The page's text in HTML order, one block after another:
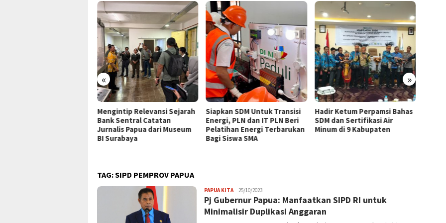
« »
Mengintip Relevansi Sejarah
Bank Sentral Catatan
Jurnalis Papua dari Museum
BI Surabaya
Siapkan SDM Untuk Transisi
Energi, PLN dan IT PLN Beri
Pelatihan Energi Terbarukan
Bagi Siswa SMA
Hadir Ketum Perpamsi Bahas
SDM dan Sertifikasi Air
Minum di 9 Kabupaten
TAG:SIPD PEMPROV PAPUA
PAPUA KITAJPatading
25/10/2023
Pj Gubernur Papua: Manfaatkan SIPD RI untuk
Minimalisir Duplikasi Anggaran